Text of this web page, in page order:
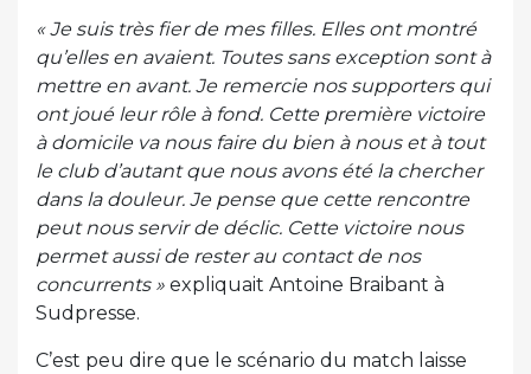
« Je suis très fier de mes filles. Elles ont montré
qu’elles en avaient. Toutes sans exception sont à
mettre en avant. Je remercie nos supporters qui
ont joué leur rôle à fond. Cette première victoire
à domicile va nous faire du bien à nous et à tout
le club d’autant que nous avons été la chercher
dans la douleur. Je pense que cette rencontre
peut nous servir de déclic. Cette victoire nous
permet aussi de rester au contact de nos
concurrents » expliquait Antoine Braibant à
Sudpresse.
C’est peu dire que le scénario du match laisse